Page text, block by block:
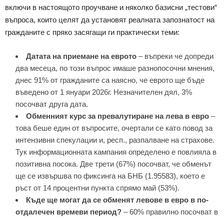
включи в настоящото проучване и няколко базисни „тестови“
въпроса, които целят да установят реалната запознатост на
гражданите с пряко засягащи ги практически теми:
Датата на приемане на еврото – въпреки че допреди
два месеца, по този въпрос имаше разнопосочни мнения,
днес 91% от гражданите са наясно, че еврото ще бъде
въведено от 1 януари 2026г. Незначителен дял, 3%
посочват друга дата.
Обменният курс за превалутиране на лева в евро –
това беше един от въпросите, очертали се като повод за
интензивни спекулации и, респ., разпалване на страхове.
Тук информационната кампания определено е повлияла в
позитивна посока. Две трети (67%) посочват, че обменът
ще се извършва по фиксинга на БНБ (1.95583), което е
ръст от 14 процентни пункта спрямо май (53%).
Къде ще могат да се обменят левове в евро в по-
отдалечен времеви период? – 60% правилно посочват в